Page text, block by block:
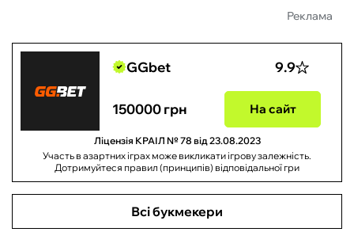
Реклама
GGbet 9.9
150000 грн На сайт
Ліцензія КРАІЛ № 78 від 23.08.2023
Участь в азартних іграх може викликати ігрову залежність.
Дотримуйтеся правил (принципів) відповідальної гри
Всі букмекери